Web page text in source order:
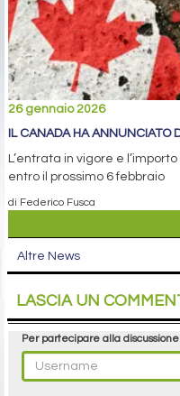
26 gennaio 2026
IL CANADA HA ANNUNCIATO
L’entrata in vigore e
entro il prossimo 6 febbraio
di Federico Fusca
Altre News
LASCIA UN
Per partecipare alla